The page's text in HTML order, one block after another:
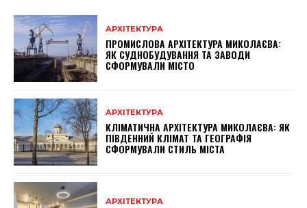
АРХІТЕКТУРА
ПРОМИСЛОВА АРХІТЕКТУРА МИКОЛАЄВА:
ЯК СУДНОБУДУВАННЯ ТА ЗАВОДИ
СФОРМУВАЛИ МІСТО
АРХІТЕКТУРА
КЛІМАТИЧНА АРХІТЕКТУРА МИКОЛАЄВА: ЯК
ПІВДЕННИЙ КЛІМАТ ТА ГЕОГРАФІЯ
СФОРМУВАЛИ СТИЛЬ МІСТА
АРХІТЕКТУРА